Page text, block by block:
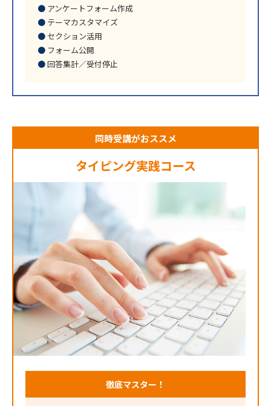
アンケートフォーム作成
テーマカスタマイズ
セクション活用
フォーム公開
回答集計／受付停止
同時受講がおススメ
タイピング実践コース
徹底マスター！